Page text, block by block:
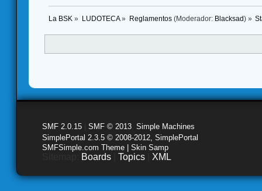
La BSK » LUDOTECA» Reglamentos(Moderador: Blacksad) »
SMF 2.0.15 SMF © 2013 Simple Machines
SimplePortal 2.3.5 © 2008-2012, SimplePortal
SMFSimple.com Theme | Skin Samp
Boards Topics XML